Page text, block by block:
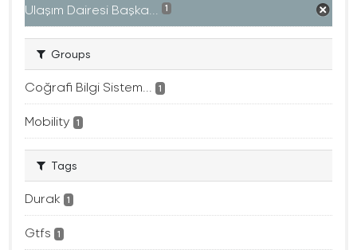
Ulaşım Dairesi Başka... 1
Groups
Coğrafi Bilgi Sistem... 1
Mobility 1
Tags
Durak 1
Gtfs 1